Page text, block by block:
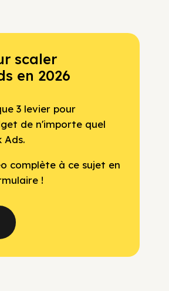
scaler
en 2026
3 levier pour
de n'importe quel
Ads.
complète à ce sujet en
!